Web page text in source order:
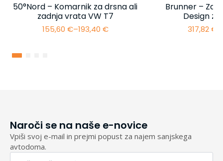
50°Nord – Komarnik za drsna ali
zadnja vrata VW T7
155,60 €–193,40 €
Cenovni
Brunner –
Design
317,82€
Naroči se na naše e-novice
Vpiši svoj e-mail in prejmi popust za najem sanjskega
avtodoma.
Email